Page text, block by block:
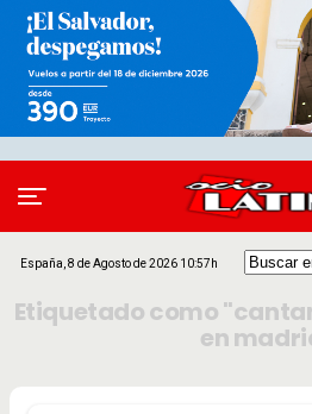
España, 8 de Agosto de 2026 10:57h
Etiquetado como
en